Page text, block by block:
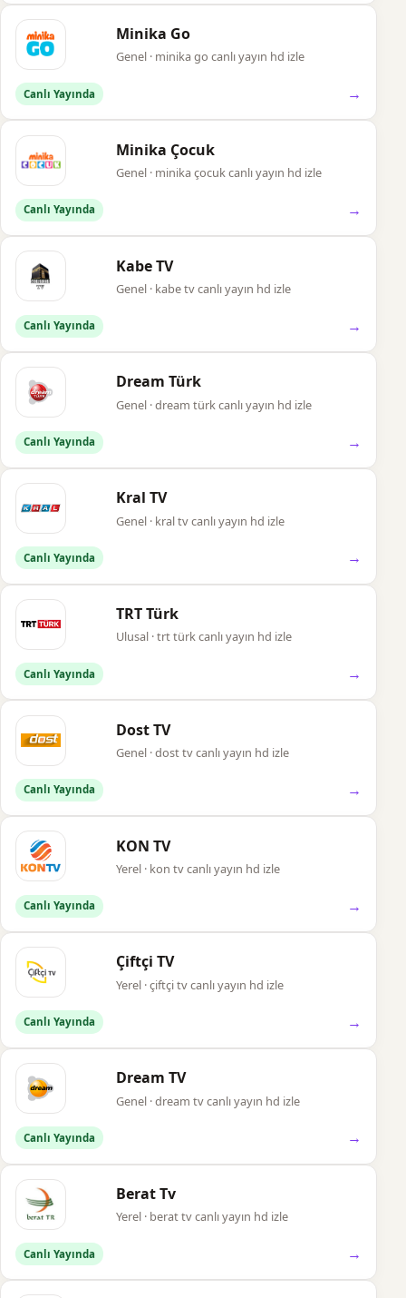
Minika Go
Genel · minika go canlı yayın hd izle
Canlı Yayında →
Minika Çocuk
Genel · minika çocuk canlı yayın hd izle
Canlı Yayında →
Kabe TV
Genel · kabe tv canlı yayın hd izle
Canlı Yayında →
Dream Türk
Genel · dream türk canlı yayın hd izle
Canlı Yayında →
Kral TV
Genel · kral tv canlı yayın hd izle
Canlı Yayında →
TRT Türk
Ulusal · trt türk canlı yayın hd izle
Canlı Yayında →
Dost TV
Genel · dost tv canlı yayın hd izle
Canlı Yayında →
KON TV
Yerel · kon tv canlı yayın hd izle
Canlı Yayında →
Çiftçi TV
Yerel · çiftçi tv canlı yayın hd izle
Canlı Yayında →
Dream TV
Genel · dream tv canlı yayın hd izle
Canlı Yayında →
Berat Tv
Yerel · berat tv canlı yayın hd izle
Canlı Yayında →